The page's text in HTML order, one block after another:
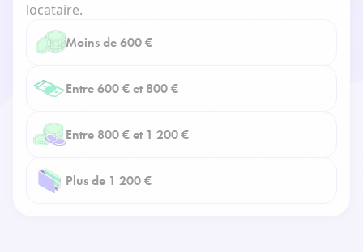
locataire.
Moins de 600 €
Entre 600 € et 800 €
Entre 800 € et 1 200 €
Plus de 1 200 €